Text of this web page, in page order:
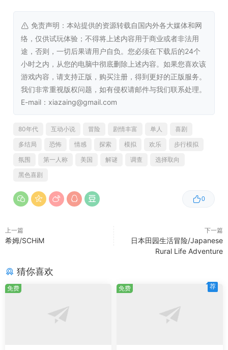
后记：
Twitter和Facebook页面，并加入我们的Discord频道。我
们一直在倾听大家的想法！
成人内容描述
Killer Frequency contains regular instances of audio
免责声明：本站提供的资源转载自国内外各大媒体和网
络，仅供试玩体验；不得将上述内容用于商业或者非法用
途，否则，一切后果请用户自负。您必须在下载后的24个
小时之内，从您的电脑中彻底删除上述内容。如果您喜欢该
游戏内容，请支持正版，购买注册，得到更好的正版服务。
我们非常重视版权问题，如有侵权请邮件与我们联系处理。
E-mail：xiazaing@gmail.com
0
80年代 互动小说 冒险 剧情丰富 单人
喜剧
多结局
恐怖 情感 探索 模拟 欢乐
步行模拟
氛围
第一人称 美国 解谜 调查
选择取向
黑色喜剧
上一篇
希姆/SCHiM
下一篇
日本田园生活冒险/Japanese
Rural Life Adventure
猜你喜欢
免费 免费 荐